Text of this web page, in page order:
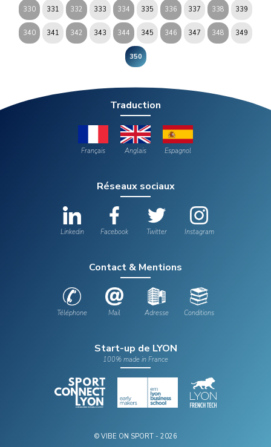
330 331 332 333 334 335 336 337 338 339
340 341 342 343 344 345 346 347 348 349
350
Traduction
Français Anglais Espagnol
Réseaux sociaux
Linkedin Facebook Twitter Instagram
Contact & Mentions
Téléphone Mail Adresse Conditions
Start-up de LYON
100% made in France
© VIBE ON SPORT - 2026